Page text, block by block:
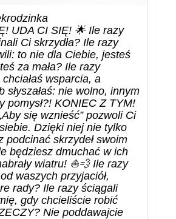
UDA CI SIĘ! 🌟 Ile razy
Ci skrzydła? Ile razy
to nie dla Ciebie, jesteś
za mała? Ile razy
chciałaś wsparcia, a
słyszałaś: nie wolno, innym
pomysł?! KONIEC Z TYM!
się wznieść” pozwoli Ci
Dzięki niej nie tylko
podcinać skrzydeł swoim
będziesz dmuchać w ich
wiatru! ⛵️💨 Ile razy
waszych przyjaciół,
rady? Ile razy ściągali
gdy chcieliście robić
Nie poddawajcie